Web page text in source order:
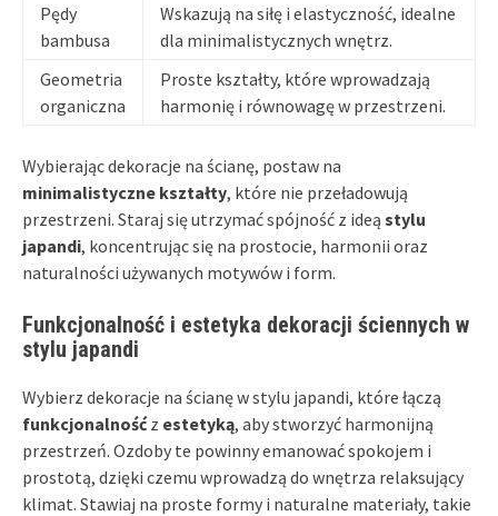
Pędy
bambusa
Wskazują na siłę i elastyczność, idealne
dla minimalistycznych wnętrz.
Geometria
organiczna
Proste kształty, które wprowadzają
harmonię i równowagę w przestrzeni.
Wybierając dekoracje na ścianę, postaw na
minimalistyczne kształty, które nie przeładowują
przestrzeni. Staraj się utrzymać spójność z ideą stylu
japandi, koncentrując się na prostocie, harmonii oraz
naturalności używanych motywów i form.
Funkcjonalność i estetyka dekoracji ściennych w
stylu japandi
Wybierz dekoracje na ścianę w stylu japandi, które łączą
funkcjonalnośćz estetyką, aby stworzyć harmonijną
przestrzeń. Ozdoby te powinny emanować spokojem i
prostotą, dzięki czemu wprowadzą do wnętrza relaksujący
klimat. Stawiaj na proste formy i naturalne materiały, takie